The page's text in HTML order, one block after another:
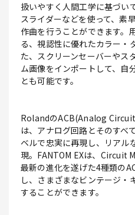
扱いやすく人間工学に基づい
スライダーなどを使って、素
作曲を行うことができます。
る、視認性に優れたカラー・
た、スクリーンセーバーやス
ム画像をインポートして、自
とも可能です。
RolandのACB(Analog
は、アナログ回路とそのすべ
ベルで忠実に再現し、リアル
現。FANTOM EXは、Circuit
最新の進化を遂げた4種類の
し、さまざまなビンテージ・
することができます。